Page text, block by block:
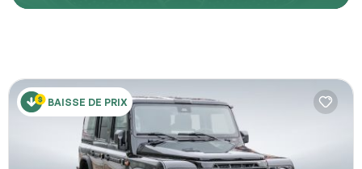
BAISSE DE PRIX
URL de la page